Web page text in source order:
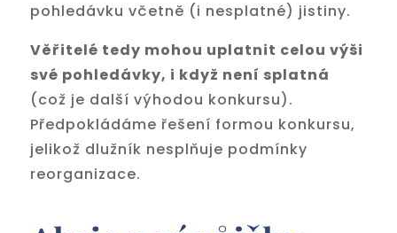
pohledávku včetně (i nesplatné) jistiny.
Věřitelé tedy mohou uplatnit celou výši
své pohledávky, i když není splatná
(což je další výhodou konkursu).
Předpokládáme řešení formou konkursu,
jelikož dlužník nesplňuje podmínky
reorganizace.